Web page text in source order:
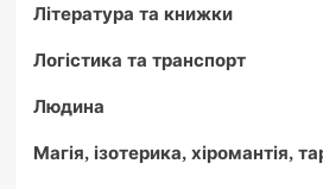
Література та книжки
Логістика та транспорт
Людина
Магія, ізотерика, хіромантія,